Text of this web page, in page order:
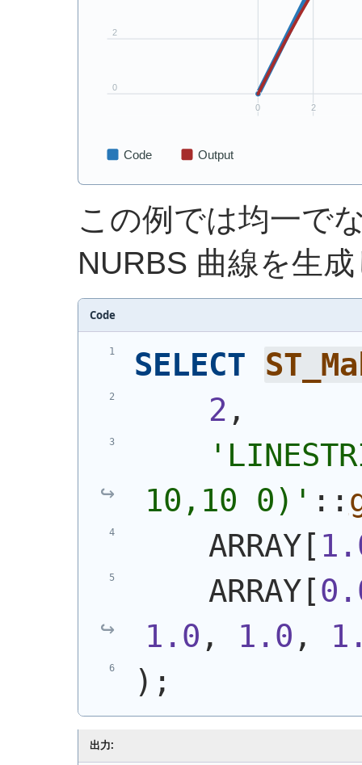
この例では均一で
NURBS 曲線を生
Code
SELECT
2 ,
'
10,10 0) ' ::
    ARRAY[
    ARRAY[
1.0 , 1.0 ,
) ;
出力: